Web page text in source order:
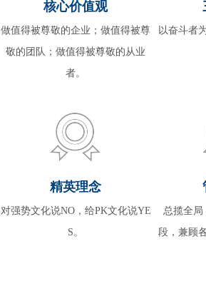
核心价值观
做值得被尊敬的企业；做值得被尊
敬的团队；做值得被尊敬的从业
者。
以奋斗者
精英理念
对强势文化说NO，给PK文化说YE
S。
总揽全局
段，兼顾